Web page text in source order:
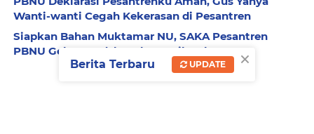
Wanti-wanti Cegah Kekerasan di Pesantren
Siapkan Bahan Muktamar NU, SAKA Pesantren
PBNU Gelar Roadshow ke 4 Wilayah
×
Berita Terbaru UPDATE